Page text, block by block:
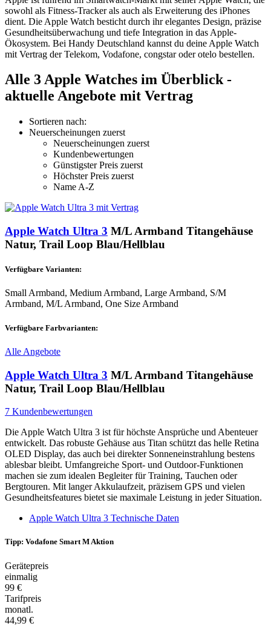
sowohl als Fitness-Tracker als auch als Erweiterung des iPhones
dient. Die Apple Watch besticht durch ihr elegantes Design, präzise
Gesundheitsüberwachung und tiefe Integration in das Apple-
Ökosystem. Bei Handy Deutschland kannst du deine Apple Watch
mit Vertrag der Telekom, Vodafone, congstar oder otelo bestellen.
Alle 3 Apple Watches im Überblick -
aktuelle Angebote mit Vertrag
Sortieren nach:
Neuerscheinungen zuerst
Neuerscheinungen zuerst
Kundenbewertungen
Günstigster Preis zuerst
Höchster Preis zuerst
Name A-Z
Apple Watch Ultra 3 M/L Armband Titangehäuse
Natur, Trail Loop Blau/Hellblau
Verfügbare Varianten:
Small Armband, Medium Armband, Large Armband, S/M
Armband, M/L Armband, One Size Armband
Verfügbare Farbvarianten:
Alle Angebote
Apple Watch Ultra 3 M/L Armband Titangehäuse
Natur, Trail Loop Blau/Hellblau
7 Kundenbewertungen
Die Apple Watch Ultra 3 ist für höchste Ansprüche und Abenteuer
entwickelt. Das robuste Gehäuse aus Titan schützt das helle Retina
OLED Display, das auch bei direkter Sonneneinstrahlung bestens
ablesbar bleibt. Umfangreiche Sport- und Outdoor-Funktionen
machen sie zum idealen Begleiter für Training, Tauchen oder
Bergtouren. Mit langer Akkulaufzeit, präzisem GPS und vielen
Gesundheitsfeatures bietet sie maximale Leistung in jeder Situation.
Apple Watch Ultra 3 Technische Daten
Tipp: Vodafone Smart M Aktion
Gerätepreis
einmalig
99 €
Tarifpreis
monatl.
44,99 €